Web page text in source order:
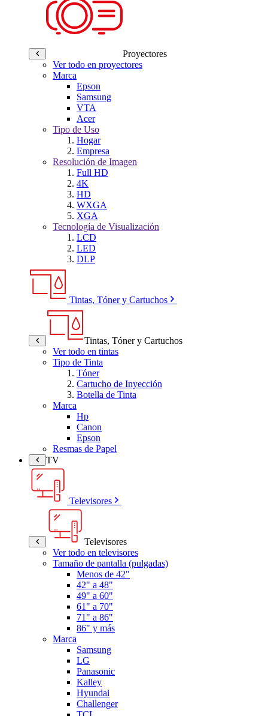
Proyectores
Ver todo en proyectores
Marca
Epson
Samsung
VTA
Acer
Tipo de Uso
Hogar
Empresa
Resolución de Imagen
Full HD
4K
HD
WXGA
XGA
Tecnología de Visualización
LCD
LED
DLP
Tintas, Tóner y Cartuchos
Tintas, Tóner y Cartuchos
Ver todo en tintas
Tipo de Tinta
Tóner
Cartucho de Inyección
Botella de Tinta
Marca
Hp
Canon
Epson
Resmas de Papel
TV
Televisores
Televisores
Ver todo en televisores
Tamaño de pantalla (pulgadas)
Menos de 42"
42" a 48"
49" a 60"
61" a 70"
71" a 86"
86" y más
Marca
Samsung
LG
Panasonic
Kalley
Hyundai
Challenger